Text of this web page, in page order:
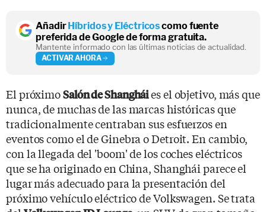
AñadirHíbridos y Eléctricoscomo fuente
preferida de Google de forma gratuita.
Mantente informado con las últimas noticias de actualidad.
ACTIVAR AHORA
El próximoSalón de Shangháies el objetivo, más que
nunca, de muchas de las marcas históricas que
tradicionalmente centraban sus esfuerzos en
eventos como el de Ginebra o Detroit. En cambio,
con la llegada del 'boom' de los coches eléctricos
que se ha originado en China, Shanghái parece el
lugar más adecuado para la presentación del
próximo vehículo eléctrico de Volkswagen. Se trata